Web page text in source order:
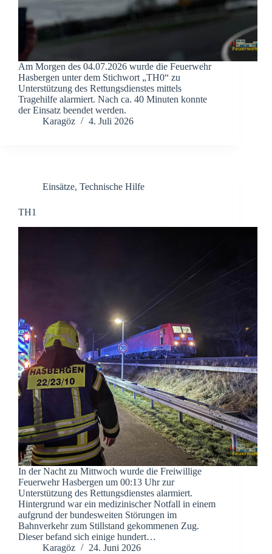
Am Morgen des 04.07.2026 wurde die Feuerwehr
Hasbergen unter dem Stichwort „TH0“ zu
Unterstützung des Rettungsdienstes mittels
Tragehilfe alarmiert. Nach ca. 40 Minuten konnte
der Einsatz beendet werden.
Karagöz
4. Juli 2026
Einsätze, Technische Hilfe
TH1
In der Nacht zu Mittwoch wurde die Freiwillige
Feuerwehr Hasbergen um 00:13 Uhr zur
Unterstützung des Rettungsdienstes alarmiert.
Hintergrund war ein medizinischer Notfall in einem
aufgrund der bundesweiten Störungen im
Bahnverkehr zum Stillstand gekommenen Zug.
Dieser befand sich einige hundert…
Karagöz
24. Juni 2026